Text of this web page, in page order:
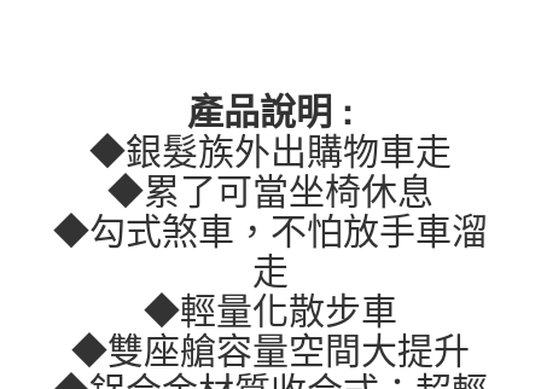
產品說明 :
◆銀髮族外出購物車走
◆累了可當坐椅休息
◆勾式煞車，不怕放手車溜
走
◆輕量化散步車
◆雙座艙容量空間大提升